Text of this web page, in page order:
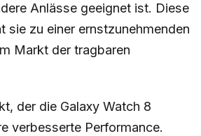
Anlässe geeignet ist. Diese
sie zu einer ernstzunehmenden
Markt der tragbaren
der die Galaxy Watch 8
verbesserte Performance.